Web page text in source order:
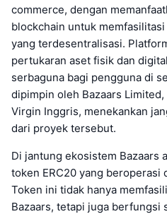
commerce, dengan
blockchain untuk
yang terdesentralisasi.
pertukaran aset fisik dan
serbaguna bagi pengguna di
dipimpin oleh Bazaars
Virgin Inggris, menekankan
dari proyek tersebut.
Di jantung ekosistem Bazaars
token ERC20 yang beroperasi
Token ini tidak hanya
Bazaars, tetapi juga berfungsi